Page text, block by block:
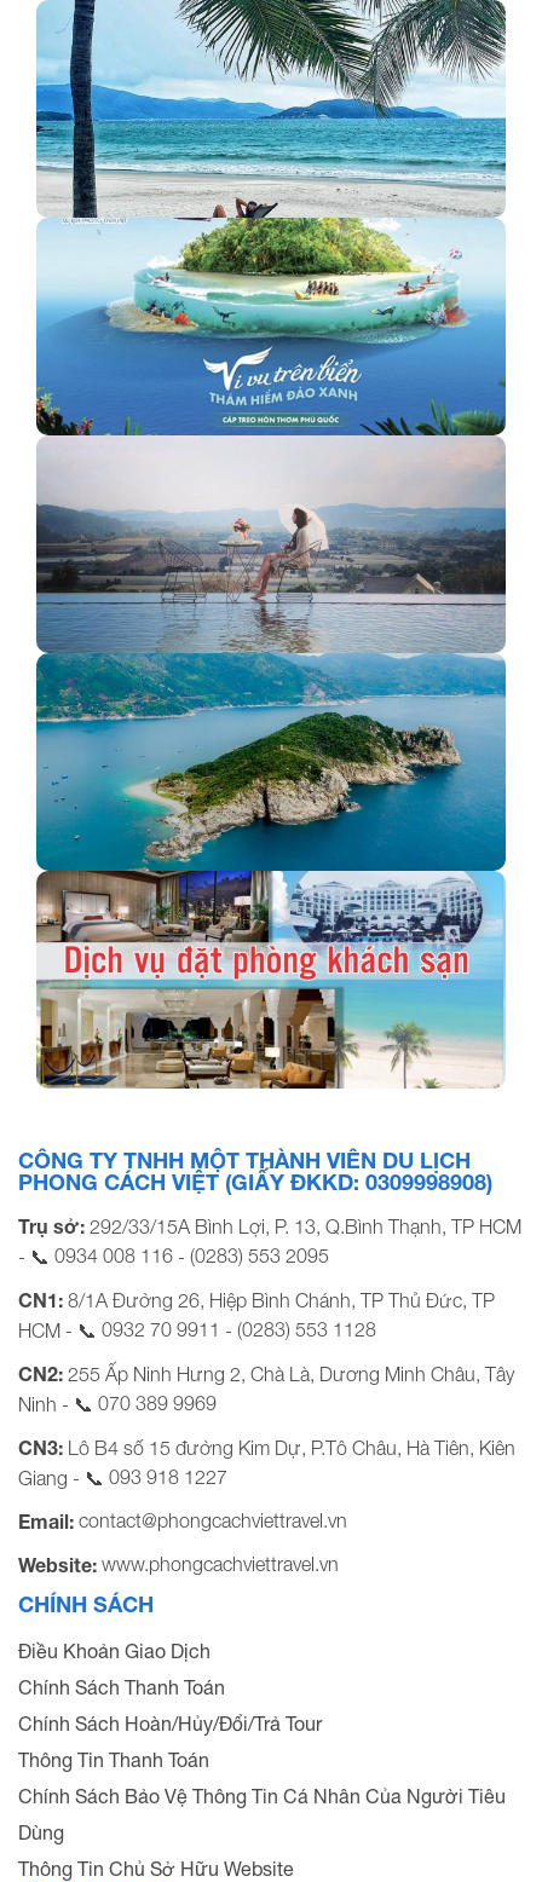
CHƯƠNG TRÌNH KHUYẾN MÃI "VUI TẾT CANH TÝ -
DU XUÂN…
Bãi biển Nhũ Tiên - Điểm nghỉ dưỡng lý tưởng
Những trải nghiệm Sun World Hòn Thơm Phú Quốc hấp
Sống ảo triệu like tại Hồ Trên Mây tại Đà Lạt
Đảo Hòn Nưa - Nét đẹp thiên đường ở Phú Yên
CÔNG TY TNHH MỘT THÀNH VIÊN DU LỊCH
PHONG CÁCH VIỆT (GIẤY ĐKKD: 0309998908)
Trụ sở: 292/33/15A Bình Lợi, P. 13, Q.Bình Thạnh, TP HCM
- 📞 0934 008 116 - (0283) 553 2095
CN1: 8/1A Đường 26, Hiệp Bình Chánh, TP Thủ Đức, TP
HCM - 📞 0932 70 9911 - (0283) 553 1128
CN2: 255 Ấp Ninh Hưng 2, Chà Là, Dương Minh Châu, Tây
Ninh - 📞 070 389 9969
CN3: Lô B4 số 15 đường Kim Dự, P.Tô Châu, Hà Tiên, Kiên
Giang - 📞 093 918 1227
Email: contact@phongcachviettravel.vn
Website: www.phongcachviettravel.vn
CHÍNH SÁCH
Điều Khoản Giao Dịch
Chính Sách Thanh Toán
Chính Sách Hoàn/Hủy/Đổi/Trả Tour
Thông Tin Thanh Toán
Chính Sách Bảo Vệ Thông Tin Cá Nhân Của Người Tiêu
Dùng
Thông Tin Chủ Sở Hữu Website